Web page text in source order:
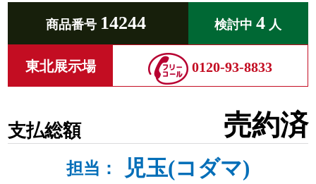
商品番号 14244 検討中 4 人
東北展示場 0120-93-8833
支払総額 売約済
担当： 児玉(コダマ)